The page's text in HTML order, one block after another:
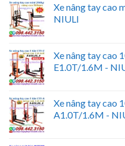
Xe nâng tay cao
NIULI
Xe nâng tay cao
E1.0T/1.6M -
Xe nâng tay cao
A1.0T/1.6M -